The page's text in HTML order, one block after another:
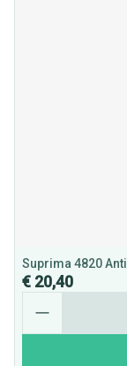
Suprima 4820
€ 20,40